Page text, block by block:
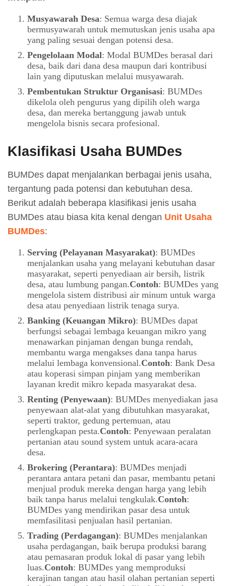
Musyawarah Desa: Semua warga desa diajak
bermusyawarah untuk memutuskan jenis usaha apa
yang paling sesuai dengan potensi desa.
Pengelolaan Modal: Modal BUMDes berasal dari
desa, baik dari dana desa maupun dari kontribusi
lain yang diputuskan melalui musyawarah.
Pembentukan Struktur Organisasi: BUMDes
dikelola oleh pengurus yang dipilih oleh warga
desa, dan mereka bertanggung jawab untuk
mengelola bisnis secara profesional.
Klasifikasi Usaha BUMDes
BUMDes dapat menjalankan berbagai jenis usaha,
tergantung pada potensi dan kebutuhan desa.
Berikut adalah beberapa klasifikasi jenis usaha
BUMDes atau biasa kita kenal dengan Unit Usaha
BUMDes:
Serving (Pelayanan Masyarakat): BUMDes
menjalankan usaha yang melayani kebutuhan dasar
masyarakat, seperti penyediaan air bersih, listrik
desa, atau lumbung pangan.Contoh: BUMDes yang
mengelola sistem distribusi air minum untuk warga
desa atau penyediaan listrik tenaga surya.
Banking (Keuangan Mikro): BUMDes dapat
berfungsi sebagai lembaga keuangan mikro yang
menawarkan pinjaman dengan bunga rendah,
membantu warga mengakses dana tanpa harus
melalui lembaga konvensional.Contoh: Bank Desa
atau koperasi simpan pinjam yang memberikan
layanan kredit mikro kepada masyarakat desa.
Renting (Penyewaan): BUMDes menyediakan jasa
penyewaan alat-alat yang dibutuhkan masyarakat,
seperti traktor, gedung pertemuan, atau
perlengkapan pesta.Contoh: Penyewaan peralatan
pertanian atau sound system untuk acara-acara
desa.
Brokering (Perantara): BUMDes menjadi
perantara antara petani dan pasar, membantu petani
menjual produk mereka dengan harga yang lebih
baik tanpa harus melalui tengkulak.Contoh:
BUMDes yang mendirikan pasar desa untuk
memfasilitasi penjualan hasil pertanian.
Trading (Perdagangan): BUMDes menjalankan
usaha perdagangan, baik berupa produksi barang
atau pemasaran produk lokal di pasar yang lebih
luas.Contoh: BUMDes yang memproduksi
kerajinan tangan atau hasil olahan pertanian seperti